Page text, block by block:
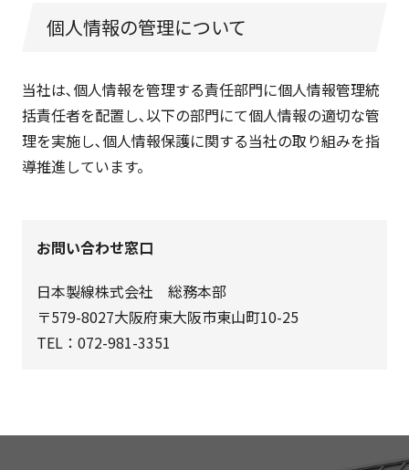
個人情報の管理について
当社は､個人情報を管理する責任部門に個人情報管理統
括責任者を配置し､以下の部門にて個人情報の適切な管
理を実施し､個人情報保護に関する当社の取り組みを指
導推進しています。
お問い合わせ窓口
日本製線株式会社 総務本部
〒579-8027大阪府東大阪市東山町10-25
TEL：072-981-3351